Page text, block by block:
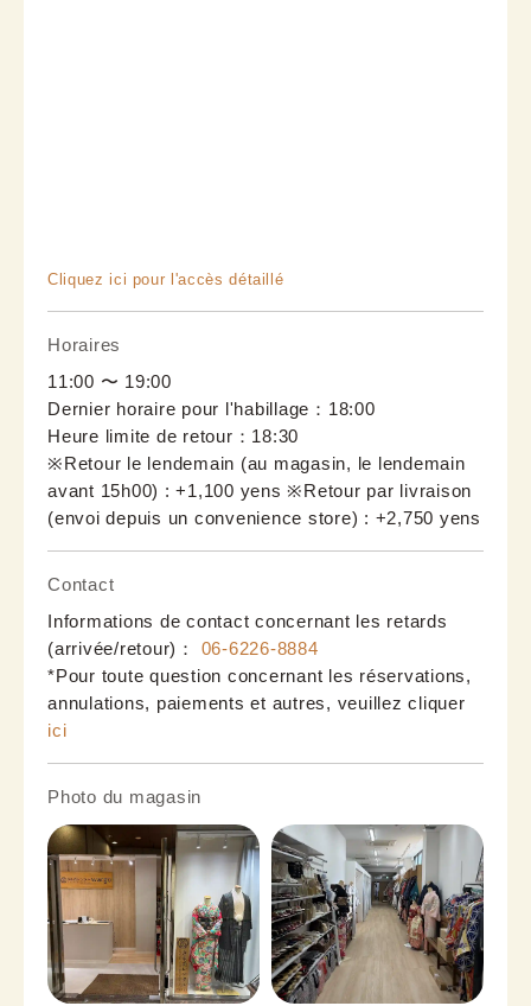
Cliquez ici pour l'accès détaillé
Horaires
11:00 〜 19:00
Dernier horaire pour l'habillage：18:00
Heure limite de retour：18:30
※Retour le lendemain (au magasin, le lendemain
avant 15h00) : +1,100 yens ※Retour par livraison
(envoi depuis un convenience store) : +2,750 yens
Contact
Informations de contact concernant les retards
(arrivée/retour)： 06-6226-8884
*Pour toute question concernant les réservations,
annulations, paiements et autres, veuillez cliquer
ici
Photo du magasin